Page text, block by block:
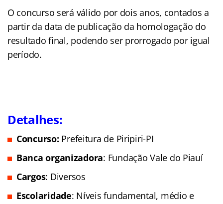
O concurso será válido por dois anos, contados a
partir da data de publicação da homologação do
resultado final, podendo ser prorrogado por igual
período.
Detalhes:
Concurso: Prefeitura de Piripiri-PI
Banca organizadora: Fundação Vale do Piauí
Cargos: Diversos
Escolaridade: Níveis fundamental, médio e